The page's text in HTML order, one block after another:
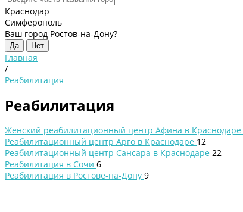
Краснодар
Симферополь
Ваш город Ростов-на-Дону?
Да Нет
Главная
/
Реабилитация
Реабилитация
Женский реабилитационный центр Афина в Краснодаре
Реабилитационный центр Арго в Краснодаре 12
Реабилитационный центр Сансара в Краснодаре 22
Реабилитация в Сочи 6
Реабилитация в Ростове-на-Дону 9